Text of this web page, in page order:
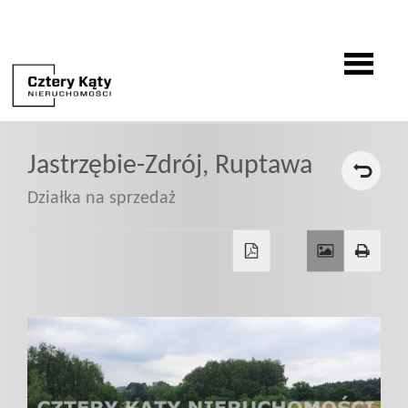
O
firmie
Oferty
Zgłoszenia
Zgłoś
Jastrzębie-Zdrój, Ruptawa
Działka na sprzedaż